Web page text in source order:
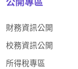
財務資訊公開
校務資訊公開
所得稅專區